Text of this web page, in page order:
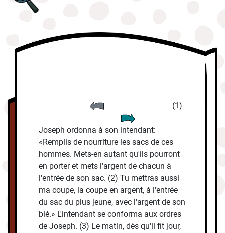
(1)
Joseph ordonna à son intendant:
«Remplis de nourriture les sacs de ces
hommes. Mets-en autant qu'ils pourront
en porter et mets l'argent de chacun à
l'entrée de son sac. (2) Tu mettras aussi
ma coupe, la coupe en argent, à l'entrée
du sac du plus jeune, avec l'argent de son
blé.» L'intendant se conforma aux ordres
de Joseph. (3) Le matin, dès qu'il fit jour,